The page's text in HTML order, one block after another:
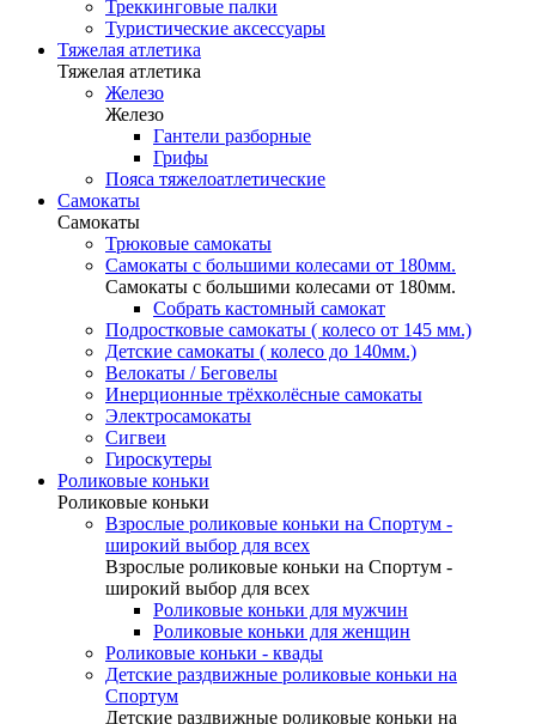
Треккинговые палки
Туристические аксессуары
Тяжелая атлетика
Тяжелая атлетика
Железо
Железо
Гантели разборные
Грифы
Пояса тяжелоатлетические
Самокаты
Самокаты
Трюковые самокаты
Самокаты с большими колесами от 180мм.
Самокаты с большими колесами от 180мм.
Собрать кастомный самокат
Подростковые самокаты ( колесо от 145 мм.)
Детские самокаты ( колесо до 140мм.)
Велокаты / Беговелы
Инерционные трёхколёсные самокаты
Электросамокаты
Сигвеи
Гироскутеры
Роликовые коньки
Роликовые коньки
Взрослые роликовые коньки на Спортум -
широкий выбор для всех
Взрослые роликовые коньки на Спортум -
широкий выбор для всех
Роликовые коньки для мужчин
Роликовые коньки для женщин
Роликовые коньки - квады
Детские раздвижные роликовые коньки на
Спортум
Детские раздвижные роликовые коньки на